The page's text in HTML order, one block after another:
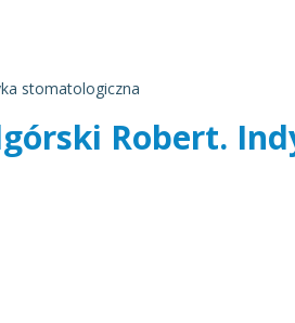
stomatologiczna
Robert.